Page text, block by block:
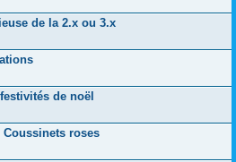
de la 2.x ou 3.x
de noël
roses